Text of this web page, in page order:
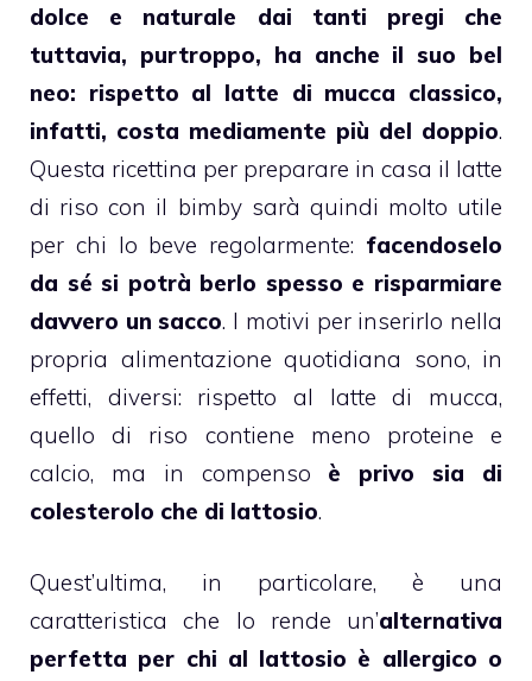
dolce e naturale dai tanti pregi che
tuttavia, purtroppo, ha anche il suo bel
neo: rispetto al latte di mucca classico,
infatti, costa mediamente più del doppio.
Questa ricettina per preparare in casa il latte
di riso con il bimbysarà quindi molto utile
per chi lo beve regolarmente: facendoselo
da sé si potrà berlo spesso e risparmiare
davvero un sacco. I motivi per inserirlo nella
propria alimentazione quotidiana sono, in
effetti, diversi: rispetto al latte di mucca,
quello di riso contiene meno proteine e
calcio, ma in compenso è privo sia di
colesterolo che di lattosio.
Quest’ultima, in particolare, è una
caratteristica che lo rende un’alternativa
perfetta per chi al lattosio è allergico o